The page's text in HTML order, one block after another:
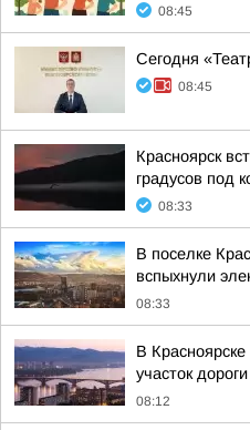
08:45
Сегодня
08:45
Красноярск
градусов под
08:33
В поселке
вспыхнули
08:33
В
участок
08:12